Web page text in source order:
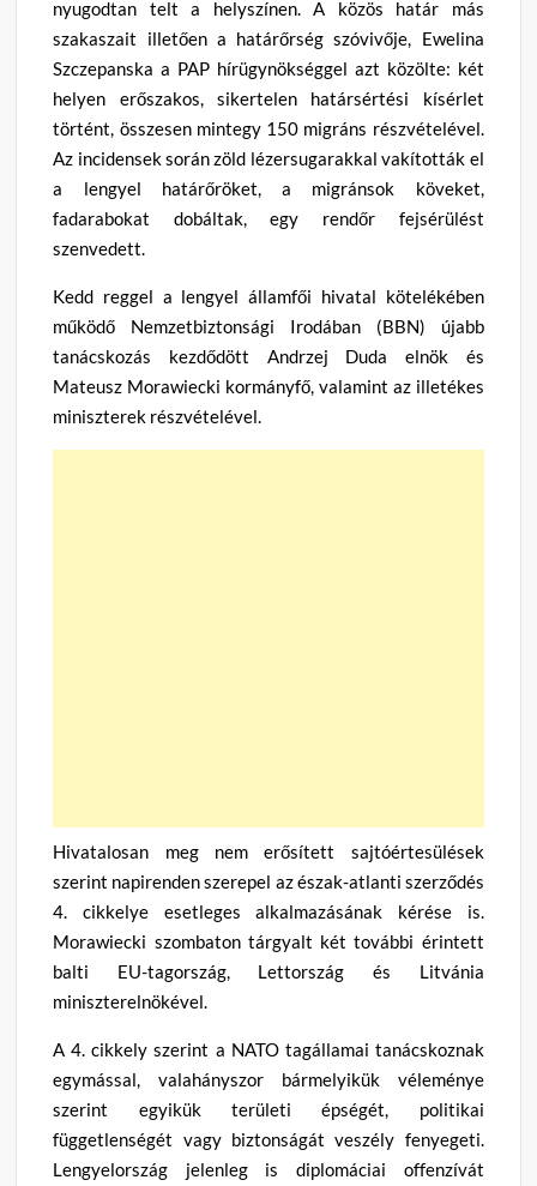
nyugodtan telt a helyszínen. A közös határ más
szakaszait illetően a határőrség szóvivője, Ewelina
Szczepanska a PAP hírügynökséggel azt közölte: két
helyen erőszakos, sikertelen határsértési kísérlet
történt, összesen mintegy 150 migráns részvételével.
Az incidensek során zöld lézersugarakkal vakították el
a lengyel határőröket, a migránsok köveket,
fadarabokat dobáltak, egy rendőr fejsérülést
szenvedett.
Kedd reggel a lengyel államfői hivatal kötelékében
működő Nemzetbiztonsági Irodában (BBN) újabb
tanácskozás kezdődött Andrzej Duda elnök és
Mateusz Morawiecki kormányfő, valamint az illetékes
miniszterek részvételével.
Hivatalosan meg nem erősített sajtóértesülések
szerint napirenden szerepel az észak-atlanti szerződés
4. cikkelye esetleges alkalmazásának kérése is.
Morawiecki szombaton tárgyalt két további érintett
balti EU-tagország, Lettország és Litvánia
miniszterelnökével.
A 4. cikkely szerint a NATO tagállamai tanácskoznak
egymással, valahányszor bármelyikük véleménye
szerint egyikük területi épségét, politikai
függetlenségét vagy biztonságát veszély fenyegeti.
Lengyelország jelenleg is diplomáciai offenzívát